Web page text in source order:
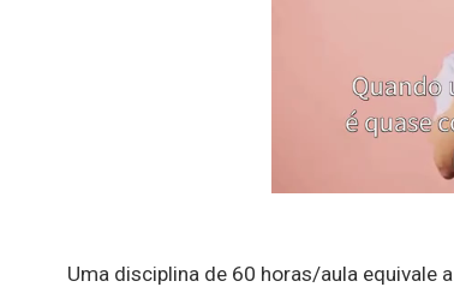
Uma disciplina de 60 horas/aula equivale a